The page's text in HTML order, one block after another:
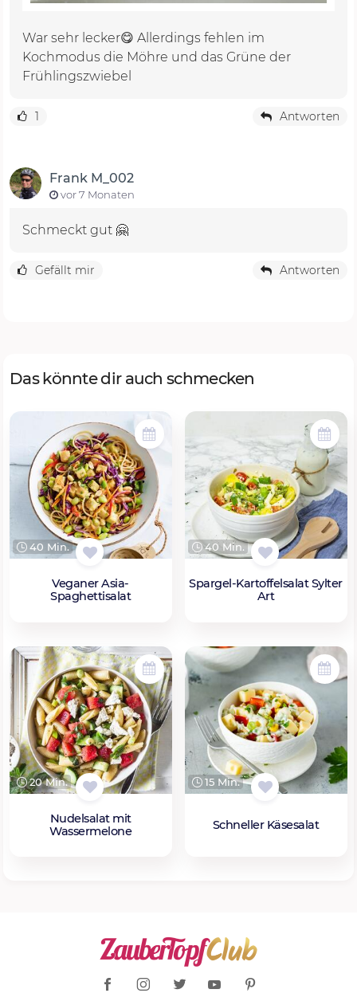
War sehr lecker😋 Allerdings fehlen im
Kochmodus die Möhre und das Grüne der
Frühlingszwiebel
1 Antworten
Frank M_002
vor 7 Monaten
Schmeckt gut 🤗
Gefällt mir Antworten
Das könnte dir auch schmecken
40 Min.
Veganer Asia-
Spaghettisalat
40 Min.
Spargel-Kartoffelsalat Sylter
Art
20 Min.
Nudelsalat mit
Wassermelone
15 Min.
Schneller Käsesalat